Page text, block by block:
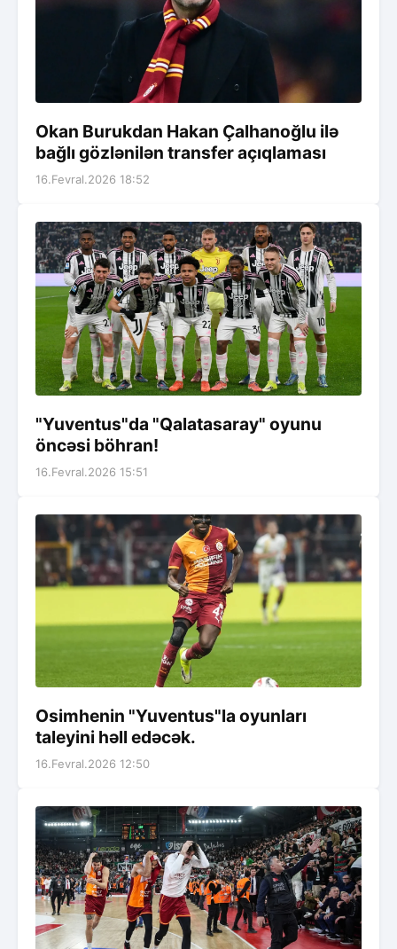
Okan Burukdan Hakan Çalhanoğlu ilə
bağlı gözlənilən transfer açıqlaması
16.Fevral.2026 18:52
"Yuventus"da "Qalatasaray" oyunu
öncəsi böhran!
16.Fevral.2026 15:51
Osimhenin "Yuventus"la oyunları
taleyini həll edəcək.
16.Fevral.2026 12:50